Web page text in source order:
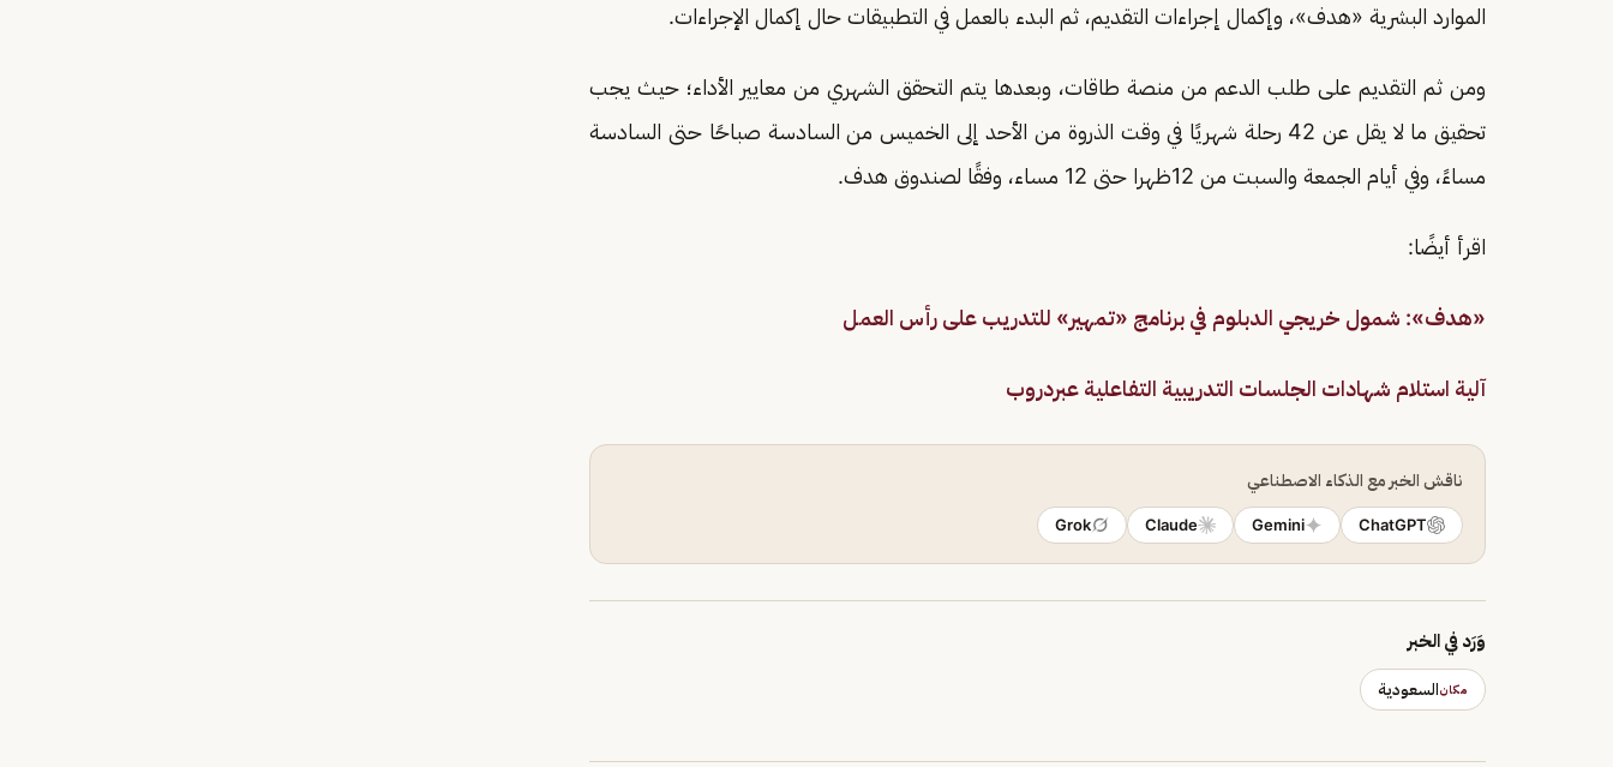
الموارد البشرية «هدف»، وإكمال إجراءات التقديم، ثم البدء بالعمل في التطبيقات حال إكمال الإجراءات.
ومن ثم التقديم على طلب الدعم من منصة طاقات، وبعدها يتم التحقق الشهري من معايير الأداء؛ حيث يجب
تحقيق ما لا يقل عن 42 رحلة شهريًا في وقت الذروة من الأحد إلى الخميس من السادسة صباحًا حتى السادسة
مساءً، وفي أيام الجمعة والسبت من 12ظهرا حتى 12 مساء، وفقًا لصندوق هدف.
اقرأ أيضًا:
«هدف»: شمول خريجي الدبلوم في برنامج «تمهير» للتدريب على رأس العمل
آلية استلام شهادات الجلسات التدريبية التفاعلية عبردروب
ناقش الخبر مع الذكاء الاصطناعي
ChatGPT
Gemini
Claude
Grok
وَرَد في الخبر
مكانالسعودية